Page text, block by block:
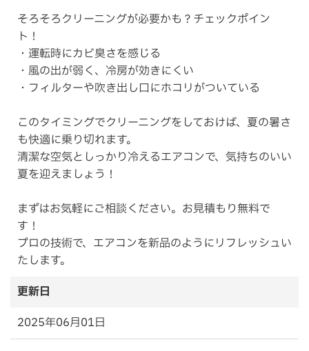
そろそろクリーニングが必要かも？チェックポイン
ト！
・運転時にカビ臭さを感じる
・風の出が弱く、冷房が効きにくい
・フィルターや吹き出し口にホコリがついている
このタイミングでクリーニングをしておけば、夏の暑さ
も快適に乗り切れます。
清潔な空気としっかり冷えるエアコンで、気持ちのいい
夏を迎えましょう！
まずはお気軽にご相談ください。お見積もり無料で
す！
プロの技術で、エアコンを新品のようにリフレッシュい
たします。
更新日
2025年06月01日